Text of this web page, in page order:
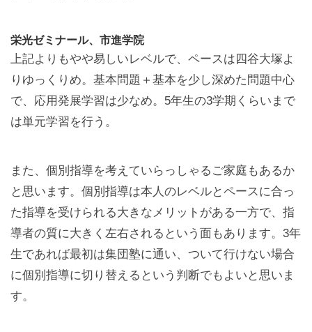
栄光ゼミナール、市進学院
上記よりもやや易しいレベルで、ペースは四谷大塚よ
りゆっくりめ。基本問題＋基本を少し深めた問題中心
で、応用発展学習は少なめ。5年生の3学期くらいまで
は単元学習を行う。
また、個別指導を考えていらっしゃるご家庭もあるか
と思います。個別指導は本人のレベルとペースに合っ
た指導を受けられる大きなメリットがある一方で、指
導者の質に大きく左右されるという面もあります。3年
生であれば最初は集団塾に通い、ついて行けない場合
に個別指導に切り替えるという判断でもよいと思いま
す。